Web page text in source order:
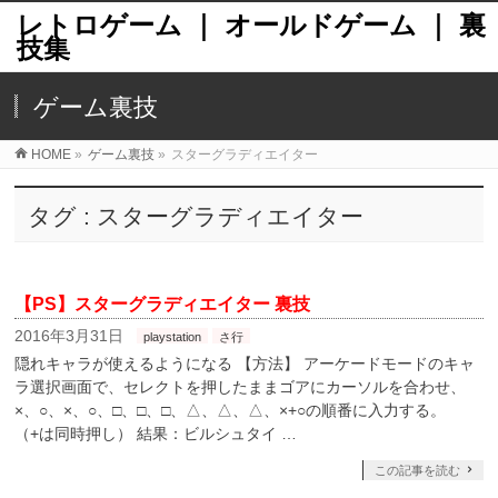
レトロゲーム ｜ オールドゲーム ｜ 裏
技集
ゲーム裏技
HOME » ゲーム裏技 » スターグラディエイター
タグ : スターグラディエイター
【PS】スターグラディエイター 裏技
2016年3月31日 playstation さ行
隠れキャラが使えるようになる 【方法】 アーケードモードのキャ
ラ選択画面で、セレクトを押したままゴアにカーソルを合わせ、
×、○、×、○、□、□、□、△、△、△、×+○の順番に入力する。
（+は同時押し） 結果：ビルシュタイ …
この記事を読む